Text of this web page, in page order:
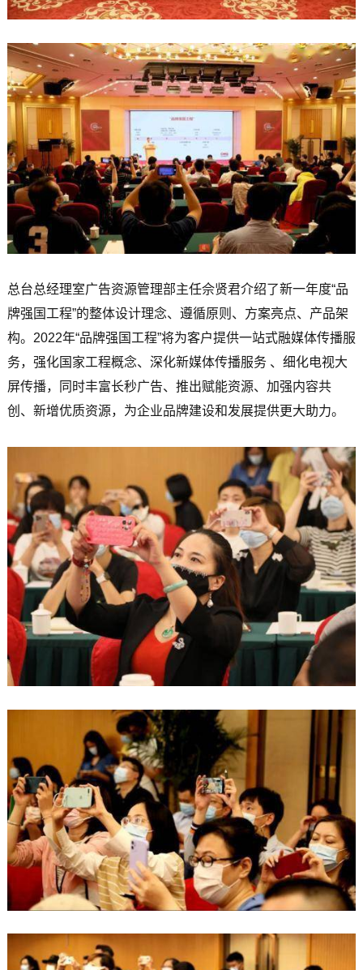
总台总经理室广告资源管理部主任佘贤君介绍了新一年度“品
牌强国工程”的整体设计理念、遵循原则、方案亮点、产品架
构。2022年“品牌强国工程”将为客户提供一站式融媒体传播服
务，强化国家工程概念、深化新媒体传播服务 、细化电视大
屏传播，同时丰富长秒广告、推出赋能资源、加强内容共
创、新增优质资源，为企业品牌建设和发展提供更大助力。